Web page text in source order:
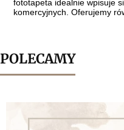
fototapeta idealnie wpisuje
komercyjnych. Oferujemy
POLECAMY